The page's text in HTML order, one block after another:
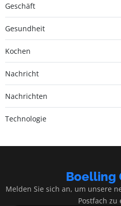
Geschäft
Gesundheit
Kochen
Nachricht
Nachrichten
Technologie
Boelling
Melden Sie sich an, um unsere
Postfach zu